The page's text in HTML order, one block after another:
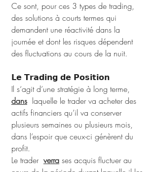
Ce sont, pour ces 3 types de trading,
des solutions à courts termes qui
demandent une réactivité dans la
journée et dont les risques dépendent
des fluctuations au cours de la nuit.
𝗟𝗲 𝗧𝗿𝗮𝗱𝗶𝗻𝗴 𝗱𝗲 𝗣𝗼𝘀𝗶𝘁𝗶𝗼𝗻
Il s‘agit d’une stratégie à long terme,
dans
  laquelle le trader va acheter des
actifs financiers qu’il va conserver
plusieurs semaines ou plusieurs mois,
dans l’espoir que ceux-ci génèrent du
profit.
Le trader verra ses acquis fluctuer au